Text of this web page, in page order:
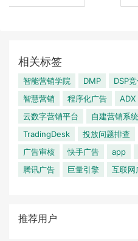
相关标签
智能营销学院 DMP DSP
智慧营销
程序化广告 ADX
云数字营销平台
自建营销系统
TradingDesk
投放问题排查
广告审核
快手广告 app
腾讯广告
巨量引擎 互联网
推荐用户